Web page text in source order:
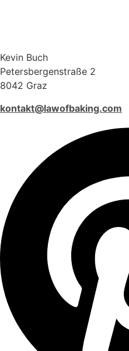
Kevin Buch
Petersbergenstraße 2
8042 Graz
kontakt@lawofbaking.com